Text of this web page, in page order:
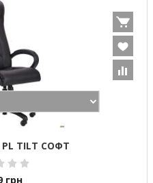
TILT СОФТ
грн